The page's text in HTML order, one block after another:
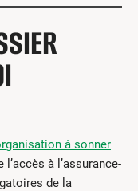
à sonner
à l’assurance-
de la